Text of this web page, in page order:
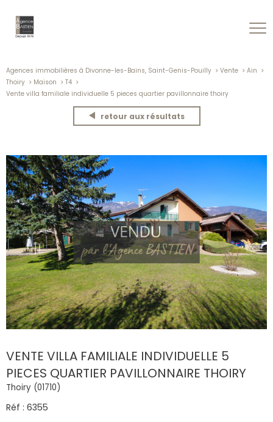
Agences immobilières à Divonne-les-Bains, Saint-Genis-Pouilly Vente
Ain
Thoiry
Maison
T4
Vente villa familiale individuelle 5 pieces quartier pavillonnaire thoiry
retour aux résultats
VENTE VILLA FAMILIALE INDIVIDUELLE 5
PIECES QUARTIER PAVILLONNAIRE THOIRY
Thoiry (01710)
Réf : 6355